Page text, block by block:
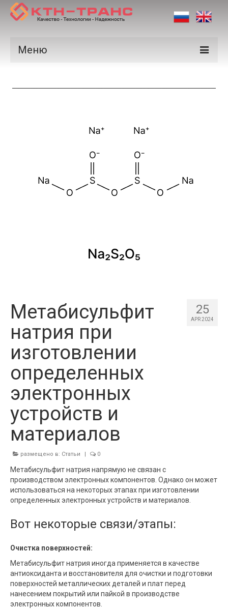
Меню
Контакты
25
APR 2024
Метабисульфит
натрия при
изготовлении
определенных
электронных
устройств и
материалов
размещено в: Статьи 0
Метабисульфит натрия напрямую не связан с
производством электронных компонентов. Однако он может
использоваться на некоторых этапах при изготовлении
определенных электронных устройств и материалов.
Вот некоторые связи/этапы:
Очистка поверхностей:
Метабисульфит натрия иногда применяется в качестве
антиоксиданта и восстановителя для очистки и подготовки
поверхностей металлических деталей и плат перед
нанесением покрытий или пайкой в производстве
электронных компонентов.